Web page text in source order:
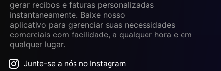
gerar recibos e faturas personalizadas
instantaneamente. Baixe nosso
aplicativo para gerenciar suas necessidades
comerciais com facilidade, a qualquer hora e em
qualquer lugar.
Junte-se a nós no Instagram